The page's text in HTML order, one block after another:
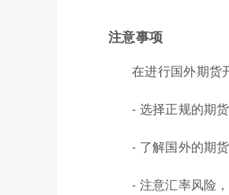
注意事项
在进行国外期货
- 选择正规的期
- 了解国外的期
- 注意汇率风险